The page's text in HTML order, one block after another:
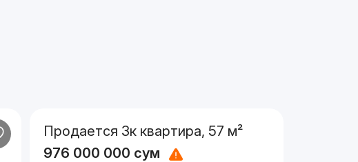
Продается 3к квартира, 57 м²
976 000 000 сум